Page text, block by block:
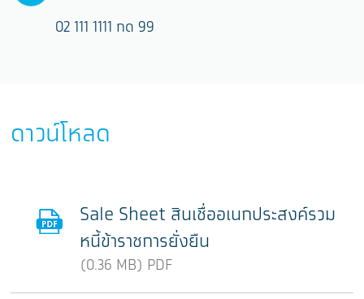
02 111 1111 กด 99
ดาวน์โหลด
Sale Sheet สินเชื่ออเนกประสงค์รวม
หนี้ข้าราชการยั่งยืน
(0.36 MB) PDF